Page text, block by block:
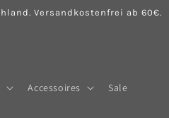
Versandkostenfrei ab 60€.
Accessoires Sale